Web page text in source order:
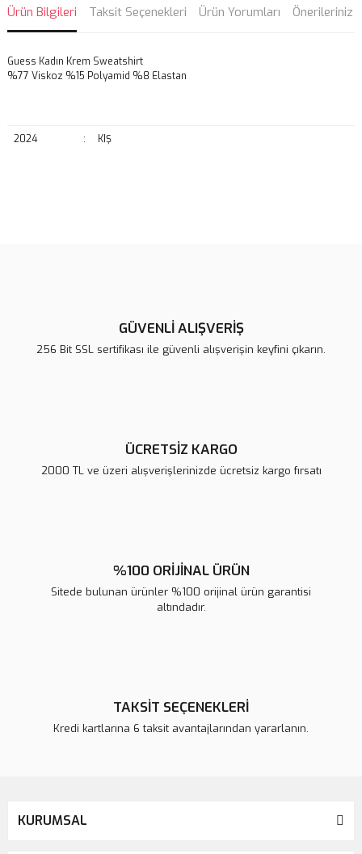
Ürün Bilgileri Taksit Seçenekleri Ürün Yorumları Önerileriniz
Guess Kadın Krem Sweatshirt
%77 Viskoz %15 Polyamid %8 Elastan
2024 : KIŞ
Ürün açıklamasında eksik bilgiler bulunuyor.
GÜVENLİ ALIŞVERİŞ
256 Bit SSL sertifikası ile güvenli alışverişin keyfini çıkarın.
ÜCRETSİZ KARGO
2000 TL ve üzeri alışverişlerinizde ücretsiz kargo fırsatı
%100 ORİJİNAL ÜRÜN
Sitede bulunan ürünler %100 orijinal ürün garantisi
altındadır.
TAKSİT SEÇENEKLERİ
Kredi kartlarına 6 taksit avantajlarından yararlanın.
KURUMSAL